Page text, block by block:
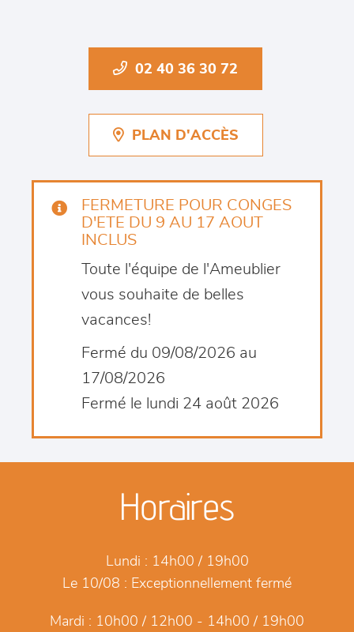
02 40 36 30 72
PLAN D'ACCÈS
FERMETURE POUR CONGES
D'ETE DU 9 AU 17 AOUT
INCLUS
Toute l'équipe de l'Ameublier
vous souhaite de belles
vacances!
Fermé du 09/08/2026 au
17/08/2026
Fermé le lundi 24 août 2026
Horaires
Lundi : 14h00 / 19h00
Le 10/08 : Exceptionnellement fermé
Mardi : 10h00 / 12h00 - 14h00 / 19h00